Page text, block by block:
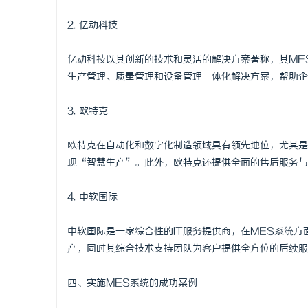
2. 亿动科技
亿动科技以其创新的技术和灵活的解决方案著称，其
生产管理、质量管理和设备管理一体化解决方案，帮助
3. 欧特克
欧特克在自动化和数字化制造领域具有领先地位，尤其
现“智慧生产”。此外，欧特克还提供全面的售后服务
4. 中软国际
中软国际是一家综合性的IT服务提供商，在MES系统
产，同时其综合技术支持团队为客户提供全方位的后续
四、实施MES系统的成功案例